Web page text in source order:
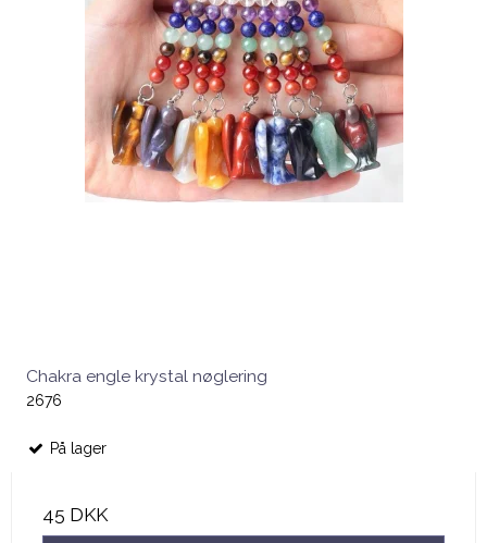
Chakra engle krystal nøglering
2676
På lager
45 DKK